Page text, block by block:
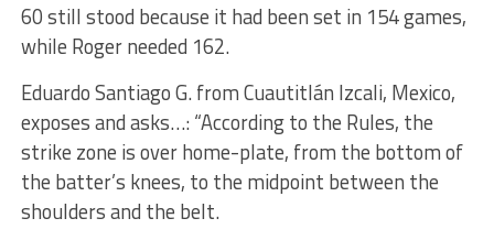
60 still stood because it had been set in 154 games,
while Roger needed 162.
Eduardo Santiago G. from Cuautitlán Izcali, Mexico,
exposes and asks…: “According to the Rules, the
strike zone is over home-plate, from the bottom of
the batter’s knees, to the midpoint between the
shoulders and the belt.